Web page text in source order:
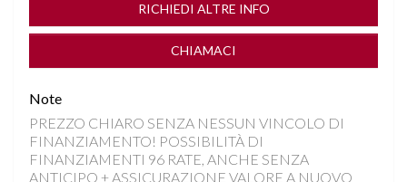
COMPUTER DI BORDO
CROMATURE
CRUISE CONTROL ADATTIVO
RICHIEDI ALTRE INFO
CHIAMACI
Note
PREZZO CHIARO SENZA NESSUN VINCOLO DI
FINANZIAMENTO! POSSIBILITÀ DI
FINANZIAMENTI 96 RATE, ANCHE SENZA
ANTICIPO + ASSICURAZIONE VALORE A NUOVO